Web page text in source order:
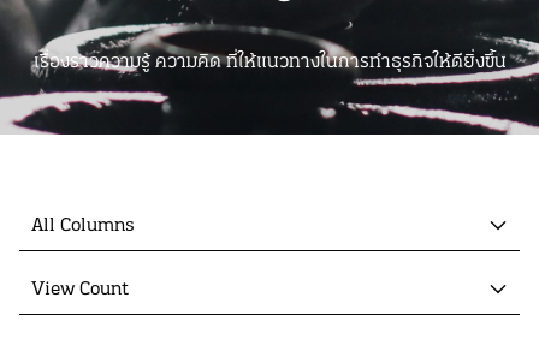
เรื่องราวความรู้ ความคิด ที่ให้แนวทางในการทำธุรกิจให้ดียิ่งขึ้น
All Columns
View Count